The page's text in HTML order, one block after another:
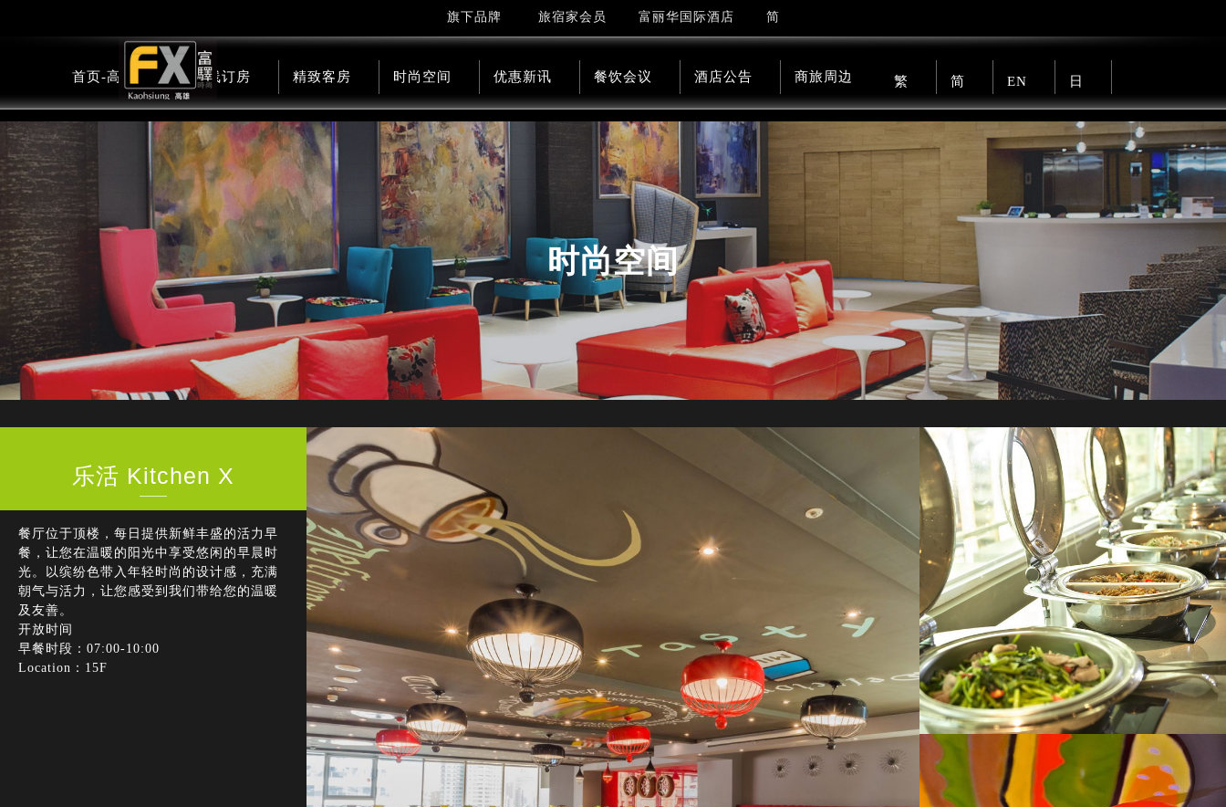
旗下品牌 旅宿家会员 富丽华国际酒店 简
首页-高雄馆 在线订房 精致客房 时尚空间 优惠新讯 餐饮会议 酒店公告 商旅周边 繁 简 EN 日
时尚空间
乐活 Kitchen X
餐厅位于顶楼，每日提供新鲜丰盛的活力早
餐，让您在温暖的阳光中享受悠闲的早晨时
光。以缤纷色带入年轻时尚的设计感，充满
朝气与活力，让您感受到我们带给您的温暖
及友善。
开放时间
早餐时段：07:00-10:00
Location：15F